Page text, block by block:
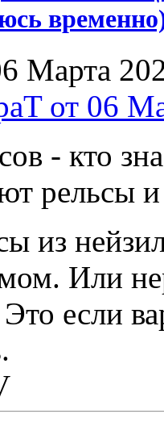
Марта
от 06
- кто
рельсы
из
Или
если